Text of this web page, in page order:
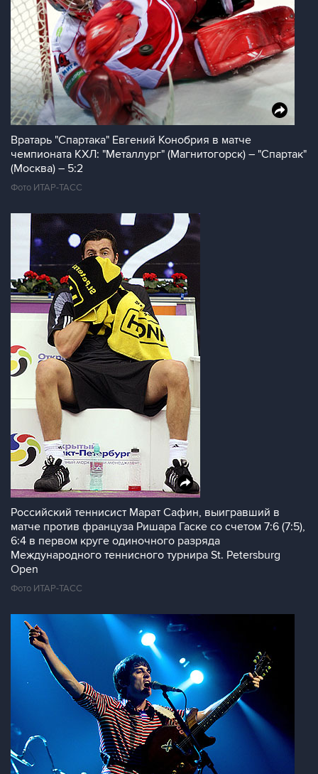
Вратарь "Спартака" Евгений Конобрия в матче
чемпионата КХЛ: "Металлург" (Магнитогорск) – "Спартак"
(Москва) – 5:2
Фото ИТАР-ТАСС
Российский теннисист Марат Сафин, выигравший в
матче против француза Ришара Гаске со счетом 7:6 (7:5),
6:4 в первом круге одиночного разряда
Международного теннисного турнира St. Petersburg
Open
Фото ИТАР-ТАСС